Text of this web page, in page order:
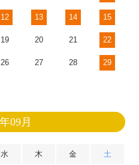
12 13 14 15
19 20 21 22
26 27 28 29
09月
水 木 金 土